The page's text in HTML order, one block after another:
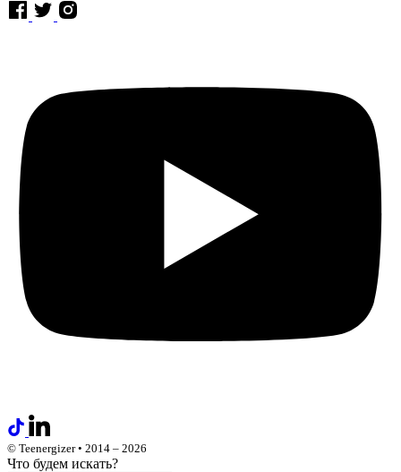
© Teenergizer • 2014 – 2026
Что будем искать?